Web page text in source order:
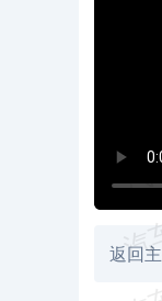
返回